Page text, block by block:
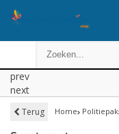
prev
next
Terug Home Politiepak